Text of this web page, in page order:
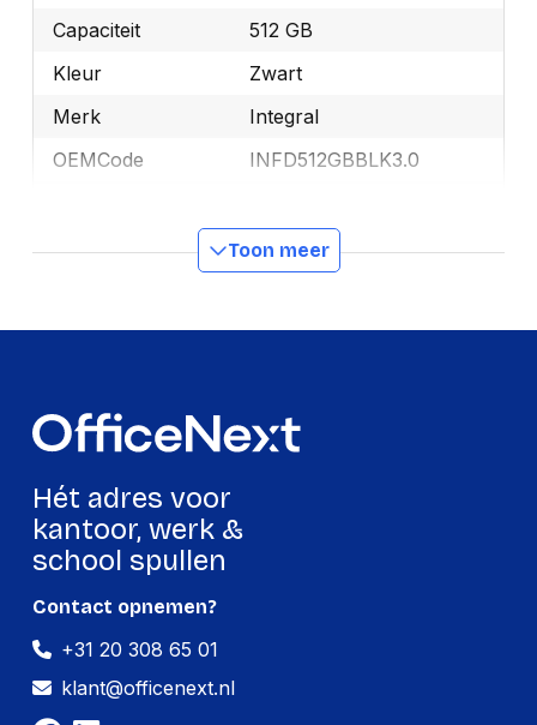
Capaciteit
512 GB
Kleur
Zwart
Merk
Integral
OEMCode
INFD512GBBLK3.0
5055288445901
Breedte
105 mm
Gewicht
Per stuk
Hoeveelheid:
Toon meer
Hét adres voor
kantoor, werk &
school spullen
Contact opnemen?
+31 20 308 65 01
klant@officenext.nl